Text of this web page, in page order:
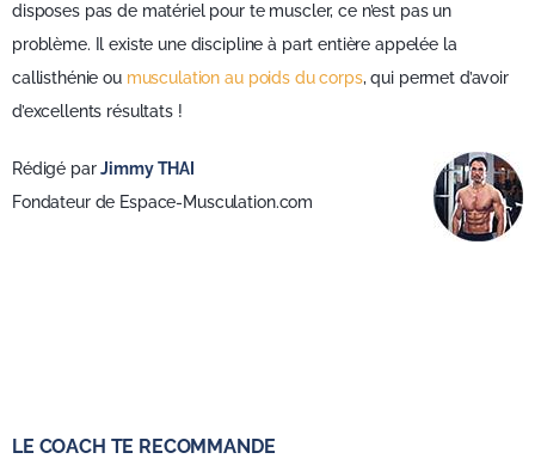
disposes pas de matériel pour te muscler, ce n’est pas un
problème. Il existe une discipline à part entière appelée la
callisthénie ou musculation au poids du corps, qui permet d’avoir
d’excellents résultats !
Rédigé parJimmy THAI
Fondateur de Espace-Musculation.com
LE COACH TE RECOMMANDE